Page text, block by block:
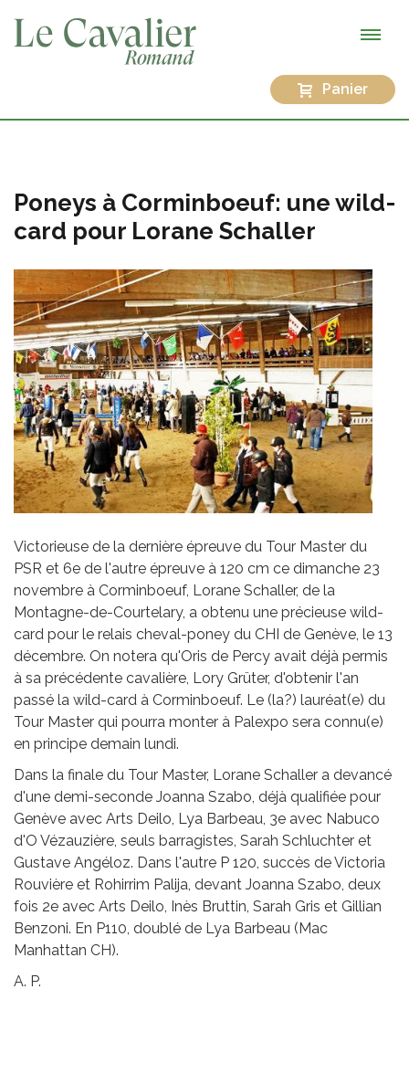
Panier
Poneys à Corminboeuf: une wild-
card pour Lorane Schaller
Victorieuse de la dernière épreuve du Tour Master du
PSR et 6e de l'autre épreuve à 120 cm ce dimanche 23
novembre à Corminboeuf, Lorane Schaller, de la
Montagne-de-Courtelary, a obtenu une précieuse wild-
card pour le relais cheval-poney du CHI de Genève, le 13
décembre. On notera qu'Oris de Percy avait déjà permis
à sa précédente cavalière, Lory Grüter, d'obtenir l'an
passé la wild-card à Corminboeuf. Le (la?) lauréat(e) du
Tour Master qui pourra monter à Palexpo sera connu(e)
en principe demain lundi.
Dans la finale du Tour Master, Lorane Schaller a devancé
d'une demi-seconde Joanna Szabo, déjà qualifiée pour
Genève avec Arts Deilo, Lya Barbeau, 3e avec Nabuco
d'O Vézauzière, seuls barragistes, Sarah Schluchter et
Gustave Angéloz. Dans l'autre P 120, succès de Victoria
Rouvière et Rohirrim Palija, devant Joanna Szabo, deux
fois 2e avec Arts Deilo, Inès Bruttin, Sarah Gris et Gillian
Benzoni. En P110, doublé de Lya Barbeau (Mac
Manhattan CH).
A. P.